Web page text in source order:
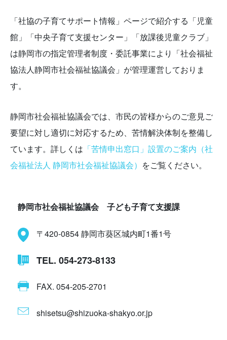
「社協の子育てサポート情報」ページで紹介する「児童
館」「中央子育て支援センター」「放課後児童クラブ」
は静岡市の指定管理者制度・委託事業により「社会福祉
協法人静岡市社会福祉協議会」が管理運営しておりま
す。
静岡市社会福祉協議会では、市民の皆様からのご意見ご
要望に対し適切に対応するため、苦情解決体制を整備し
ています。詳しくは 「苦情申出窓口」設置のご案内（社
会福祉法人 静岡市社会福祉協議会） をご覧ください。
静岡市社会福祉協議会 子ども子育て支援課
〒420-0854 静岡市葵区城内町1番1号
TEL. 054-273-8133
FAX. 054-205-2701
shisetsu@shizuoka-shakyo.or.jp